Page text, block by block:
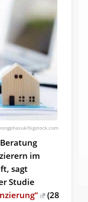
bigstock.com
im
sagt
Studie
(28